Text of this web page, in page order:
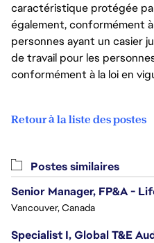
caractéristique protégée
également, conformément
personnes ayant un casier
de travail pour les
conformément à la loi en
Retour à la liste des postes
Postes similaires
Senior Manager, FP&A -
Vancouver, Canada
Specialist I, Global T&E